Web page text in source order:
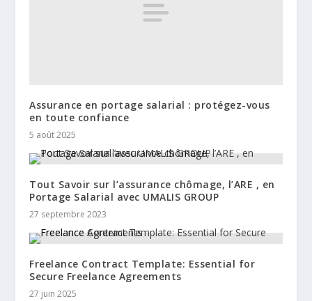
Assurance en portage salarial : protégez-vous
en toute confiance
5 août 2025
Tout Savoir sur l’assurance chômage, l’ARE , en
Portage Salarial avec UMALIS GROUP
27 septembre 2023
Freelance Contract Template: Essential for
Secure Freelance Agreements
27 juin 2025